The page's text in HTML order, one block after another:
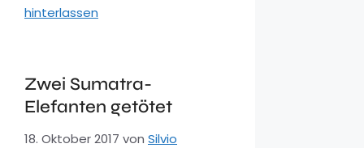
hinterlassen
Zwei Sumatra-
Elefanten getötet
18. Oktober 2017 von Silvio